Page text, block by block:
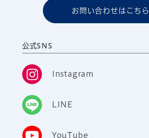
お問い合わせはこちら
公式SNS
Instagram
LINE
YouTube